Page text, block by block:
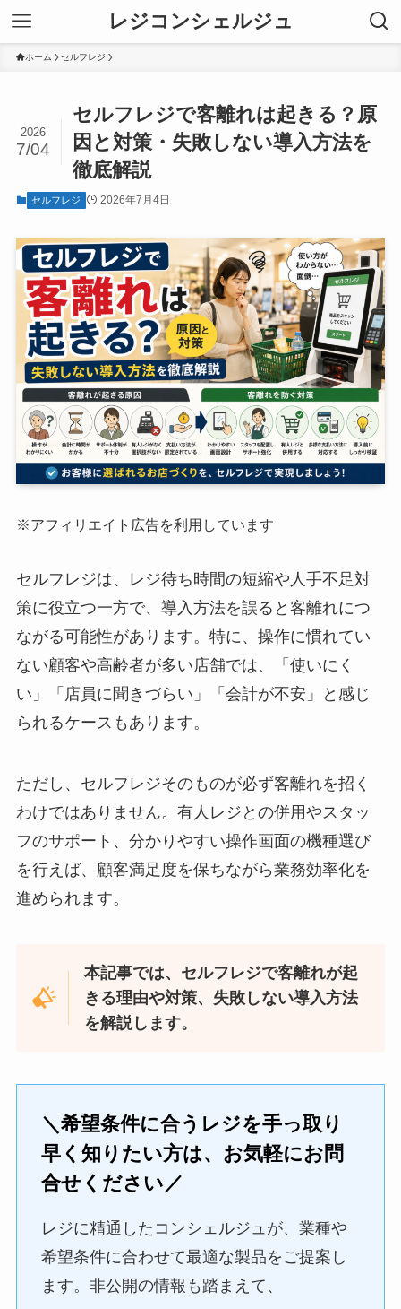
レジコンシェルジュ
ホーム セルフレジ
セルフレジで客離れは起きる？原
因と対策・失敗しない導入方法を
徹底解説
2026
7/04
セルフレジ 2026年7月4日
※アフィリエイト広告を利用しています
セルフレジは、レジ待ち時間の短縮や人手不足対
策に役立つ一方で、導入方法を誤ると客離れにつ
ながる可能性があります。特に、操作に慣れてい
ない顧客や高齢者が多い店舗では、「使いにく
い」「店員に聞きづらい」「会計が不安」と感じ
られるケースもあります。
ただし、セルフレジそのものが必ず客離れを招く
わけではありません。有人レジとの併用やスタッ
フのサポート、分かりやすい操作画面の機種選び
を行えば、顧客満足度を保ちながら業務効率化を
進められます。
本記事では、セルフレジで客離れが起
きる理由や対策、失敗しない導入方法
を解説します。
＼希望条件に合うレジを手っ取り
早く知りたい方は、お気軽にお問
合せください／
レジに精通したコンシェルジュが、業種や
希望条件に合わせて最適な製品をご提案し
ます。非公開の情報も踏まえて、